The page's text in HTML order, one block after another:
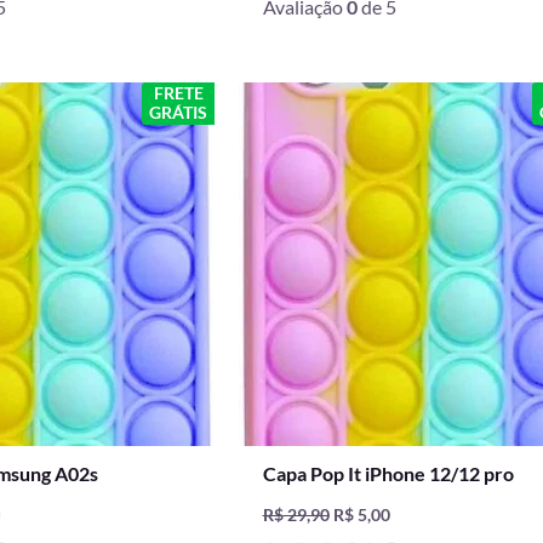
Avaliação0de 5
FRETE
GRÁTIS
A02s
O
preço
R$ 5,00.
Capa Pop It iPhone 12/12 pro
R$29,90
O
preço
original
era:
R$ 29,90.
R$5,00
O
preço
R$ 5,00.